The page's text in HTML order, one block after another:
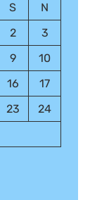
S
N
2
3
9
10
16
17
23
24